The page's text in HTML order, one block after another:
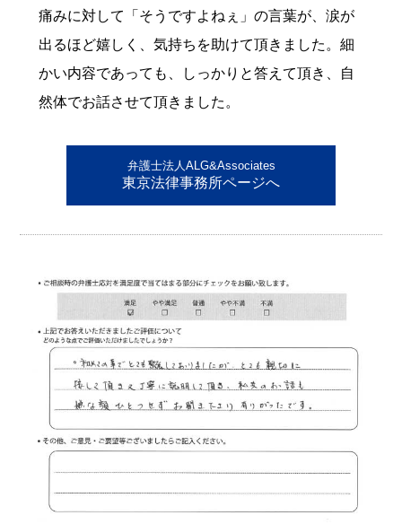
痛みに対して「そうですよねぇ」の言葉が、涙が
出るほど嬉しく、気持ちを助けて頂きました。細
かい内容であっても、しっかりと答えて頂き、自
然体でお話させて頂きました。
弁護士法人ALG&Associates
東京法律事務所ページへ